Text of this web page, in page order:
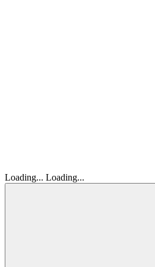
Loading... Loading...